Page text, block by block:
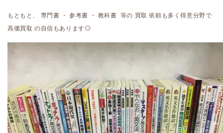
もともと、 専門書 ・ 参考書 ・ 教科書 等の 買取 依頼も多く得意分野で
高価買取 の自信もあります◎